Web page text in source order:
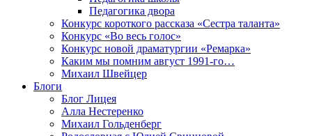
Педагогика двора
Конкурс короткого рассказа «Сестра таланта»
Конкурс «Во весь голос»
Конкурс новой драматургии «Ремарка»
Каким мы помним август 1991-го…
Михаил Швейцер
Блоги
Блог Лицея
Алла Нестеренко
Михаил Гольденберг